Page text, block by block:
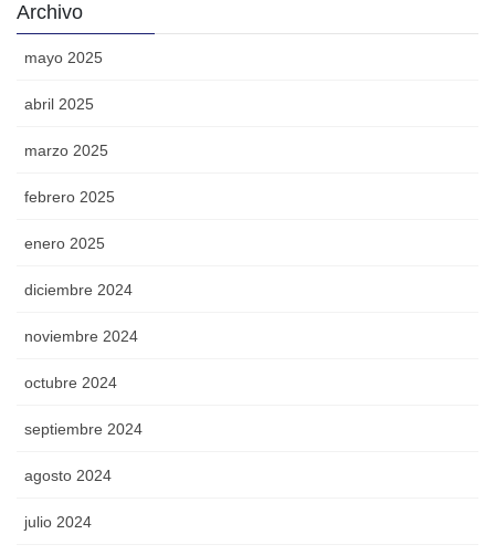
Archivo
mayo 2025
abril 2025
marzo 2025
febrero 2025
enero 2025
diciembre 2024
noviembre 2024
octubre 2024
septiembre 2024
agosto 2024
julio 2024